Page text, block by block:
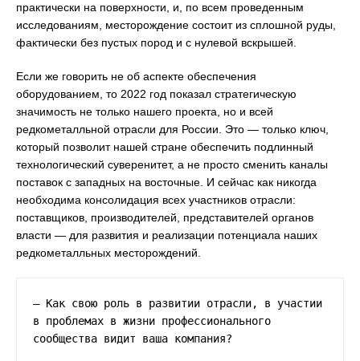
практически на поверхности, и, по всем проведенным
исследованиям, месторождение состоит из сплошной руды,
фактически без пустых пород и с нулевой вскрышей.
Если же говорить не об аспекте обеспечения
оборудованием, то 2022 год показал стратегическую
значимость не только нашего проекта, но и всей
редкометалльной отрасли для России. Это — только ключ,
который позволит нашей стране обеспечить подлинный
технологический суверенитет, а не просто сменить каналы
поставок с западных на восточные. И сейчас как никогда
необходима консолидация всех участников отрасли:
поставщиков, производителей, представителей органов
власти — для развития и реализации потенциала наших
редкометалльных месторождений.
— Как свою роль в развитии отрасли, в участии
в проблемах в жизни профессионального
сообщества видит ваша компания?